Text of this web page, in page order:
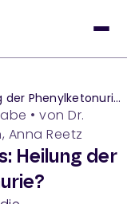
Phenylketonurie?
• von Dr.
Anna Reetz
Heilung der